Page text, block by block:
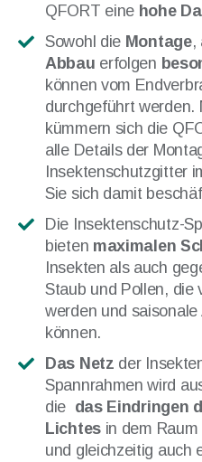
QFORT eine hohe
Sowohl die Montage,
Abbau erfolgen
können vom
durchgeführt werden.
kümmern sich die
alle Details der
Insektenschutzgitter
Sie sich damit
Die Insektenschutz-
bieten maximalen
Insekten als auch
Staub und Pollen, die
werden und
können.
Das Netz der
Spannrahmen wird
die das Eindringen
Lichtesin dem Raum
und gleichzeitig auch